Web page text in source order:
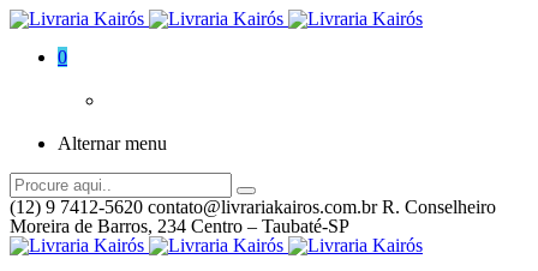
0
Alternar menu
(12) 9 7412-5620 contato@livrariakairos.com.brR. Conselheiro
Moreira de Barros, 234 Centro – Taubaté-SP